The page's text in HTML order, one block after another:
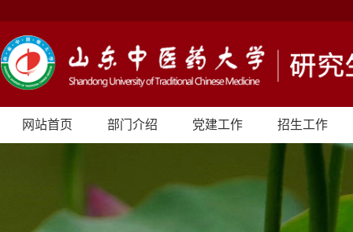
网站首页 部门介绍 党建工作 招生工作